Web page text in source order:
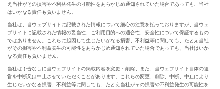
え当社がその損害や不利益発生の可能性をあらかじめ通知されていた場合であっても、当社
はいかなる責任も負いません。
当社は、当ウェブサイトに記載された情報について細心の注意を払っておりますが、当ウェ
ブサイトに記載された情報の妥当性、ご利用目的への適合性、安全性について保証するもの
ではありません。これらに起因して生じたいかなる損害、不利益等に関しても、たとえ当社
がその損害や不利益発生の可能性をあらかじめ通知されていた場合であっても、当社はいか
なる責任も負いません。
当社は予告なしに当ウェブサイトの掲載内容を変更・削除、また、当ウェブサイト自体の運
営を中断又は中止させていただくことがあります。これらの変更、削除、中断、中止により
生じたいかなる損害、不利益等に関しても、たとえ当社がその損害や不利益発生の可能性を